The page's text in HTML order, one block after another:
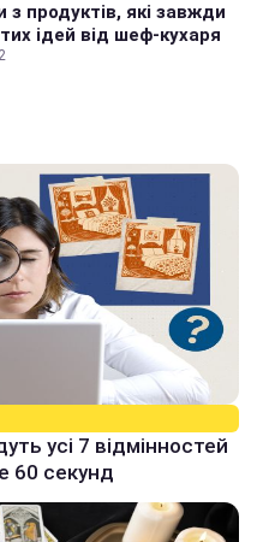
продуктів, які завжди
ідей від шеф-кухаря
усі 7 відмінностей
60 секунд